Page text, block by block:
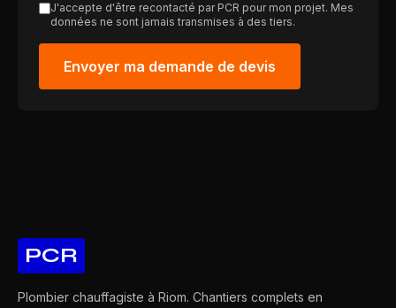
J'accepte d'être recontacté par PCR pour mon projet. Mes
données ne sont jamais transmises à des tiers.
Envoyer ma demande de devis
PCR
Plombier chauffagiste à Riom. Chantiers complets en